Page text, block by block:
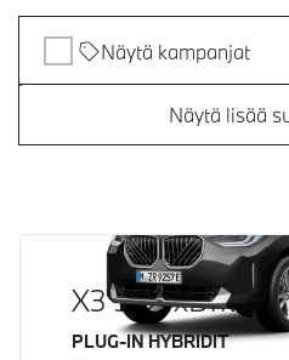
Näytä kampanjat
Näytä lisää
X3 30e xDrive
Käyttövoima
PLUG-IN HYBRIDIT